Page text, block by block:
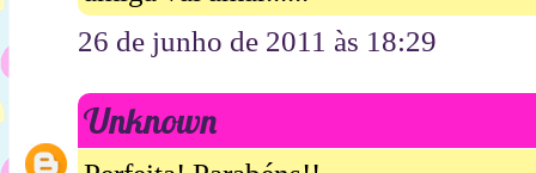
26 de junho de 2011 às 18:29
Unknown